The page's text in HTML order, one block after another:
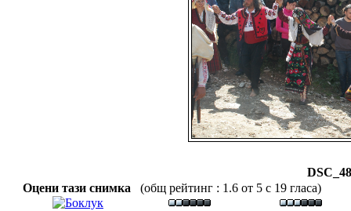
Оцени тази снимка
(общ рейтинг : 1.6 от 5 с 19 гласа)